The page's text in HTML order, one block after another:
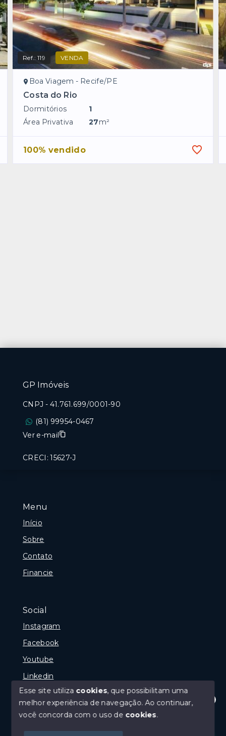
Ref.:119 VENDA
Boa Viagem - Recife/PE
Costa do Rio
Dormitórios
1
Área Privativa
27m²
100% vendido
Olá! Estamos disponíveis para te ajudar.
Menu
Início
Sobre
Contato
Financie
Social
Instagram
Facebook
Youtube
Linkedin
© Copyright 2026 - GP Imóveis - Todos os direitos
GP Imóveis
CNPJ - 41.761.699/0001-90
(81) 99954-0467
Ver e-mail
CRECI: 15627-J
Esse site utiliza cookies, que possibilitam uma
melhor experiência de navegação.Ao continuar,
você concorda com o uso de cookies.